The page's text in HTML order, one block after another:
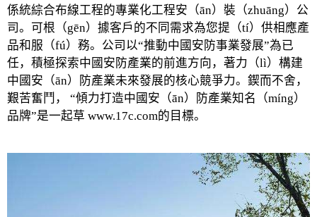
係統綜合布線工程的專業化工程安（ān）裝（zhuāng）公
司。可根（gēn）據客戶的不同需求為您提（tí）供相應產
品和服（fú）務。公司以“推動中國安防事業發展”為已
任，積極探索中國安防產業的前進方向，著力（lì）構建
中國安（ān）防產業未來發展的核心競爭力。鍥而不舍，
艱苦奮鬥， “傾力打造中國安（ān）防產業知名（míng）
品牌”是一起草 www.17c.com的目標。